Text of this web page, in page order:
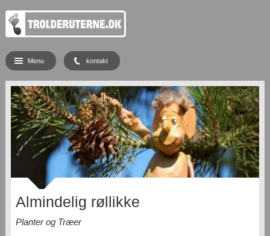
Almindelig røllikke
Planter og Træer
Menu kontakt